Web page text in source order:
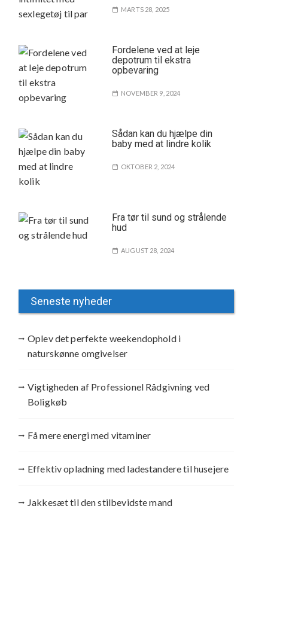
MARTS 28, 2025
Fordelene ved at leje
depotrum til ekstra
opbevaring
NOVEMBER 9, 2024
Sådan kan du hjælpe din
baby med at lindre kolik
OKTOBER 2, 2024
Fra tør til sund og strålende
hud
AUGUST 28, 2024
Seneste nyheder
Oplev det perfekte weekendophold i
naturskønne omgivelser
Vigtigheden af Professionel Rådgivning ved
Boligkøb
Få mere energi med vitaminer
Effektiv opladning med ladestandere til husejere
Jakkesæt til den stilbevidste mand